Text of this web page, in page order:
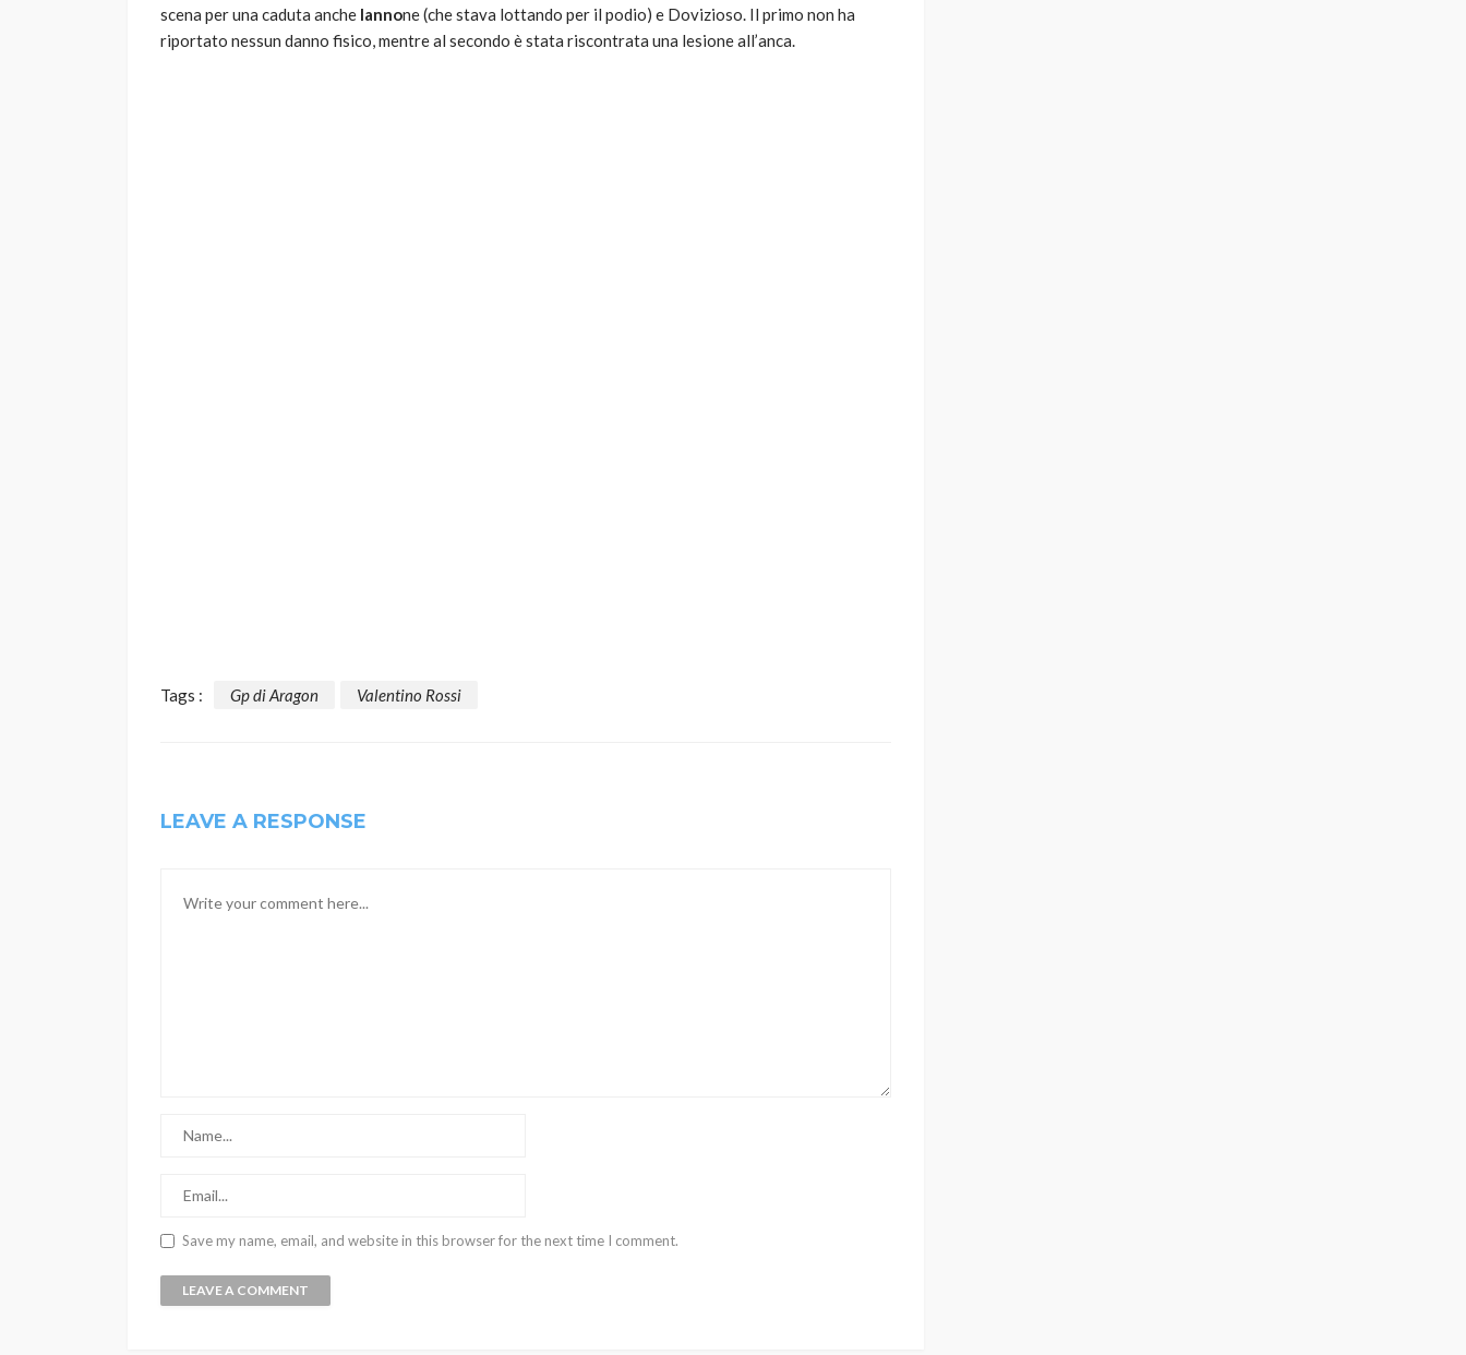
scena per una caduta anche Iannone (che stava lottando per il podio) e Dovizioso. Il primo non ha
riportato nessun danno fisico, mentre al secondo è stata riscontrata una lesione all’anca.
Tags : Gp di Aragon Valentino Rossi
LEAVE A RESPONSE
Save my name, email, and website in this browser for the next time I comment.